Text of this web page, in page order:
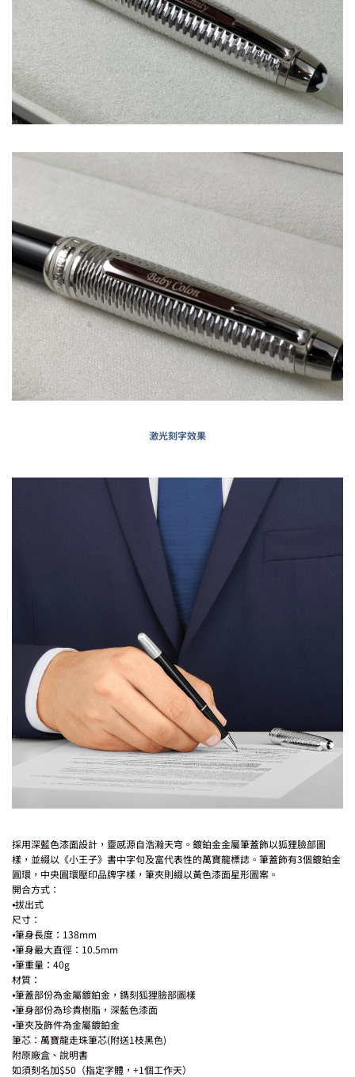
激光刻字效果
採用深藍色漆面設計，靈感源自浩瀚天穹。鍍鉑金金屬筆蓋飾以狐狸臉部圖
樣，並綴以《小王子》書中字句及富代表性的萬寶龍標誌。筆蓋飾有3個鍍鉑金
圓環，中央圓環壓印品牌字樣，筆夾則綴以黃色漆面星形圖案。
開合方式：
⦁拔出式
尺寸：
⦁筆身長度：138mm
⦁筆身最大直徑：10.5mm
⦁筆重量：40g
材質：
⦁筆蓋部份為金屬鍍鉑金，鐫刻狐狸臉部圖樣
⦁筆身部份為珍貴樹脂，深藍色漆面
⦁筆夾及飾件為金屬鍍鉑金
筆芯：萬寶龍走珠筆芯(附送1枝黑色)
附原廠盒、說明書
如須刻名加$50（指定字體，+1個工作天）